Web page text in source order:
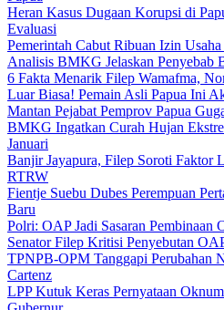
Heran Kasus Dugaan Korupsi di
Evaluasi
Pemerintah Cabut Ribuan Izin
Analisis BMKG Jelaskan Penyebab
6 Fakta Menarik Filep Wamafma,
Luar Biasa! Pemain Asli Papua Ini
Mantan Pejabat Pemprov Papua
BMKG Ingatkan Curah Hujan
Januari
Banjir Jayapura, Filep Soroti Faktor
RTRW
Fientje Suebu Dubes Perempuan
Baru
Polri: OAP Jadi Sasaran Pembinaan
Senator Filep Kritisi Penyebutan
TPNPB-OPM Tanggapi Perubahan
Cartenz
LPP Kutuk Keras Pernyataan